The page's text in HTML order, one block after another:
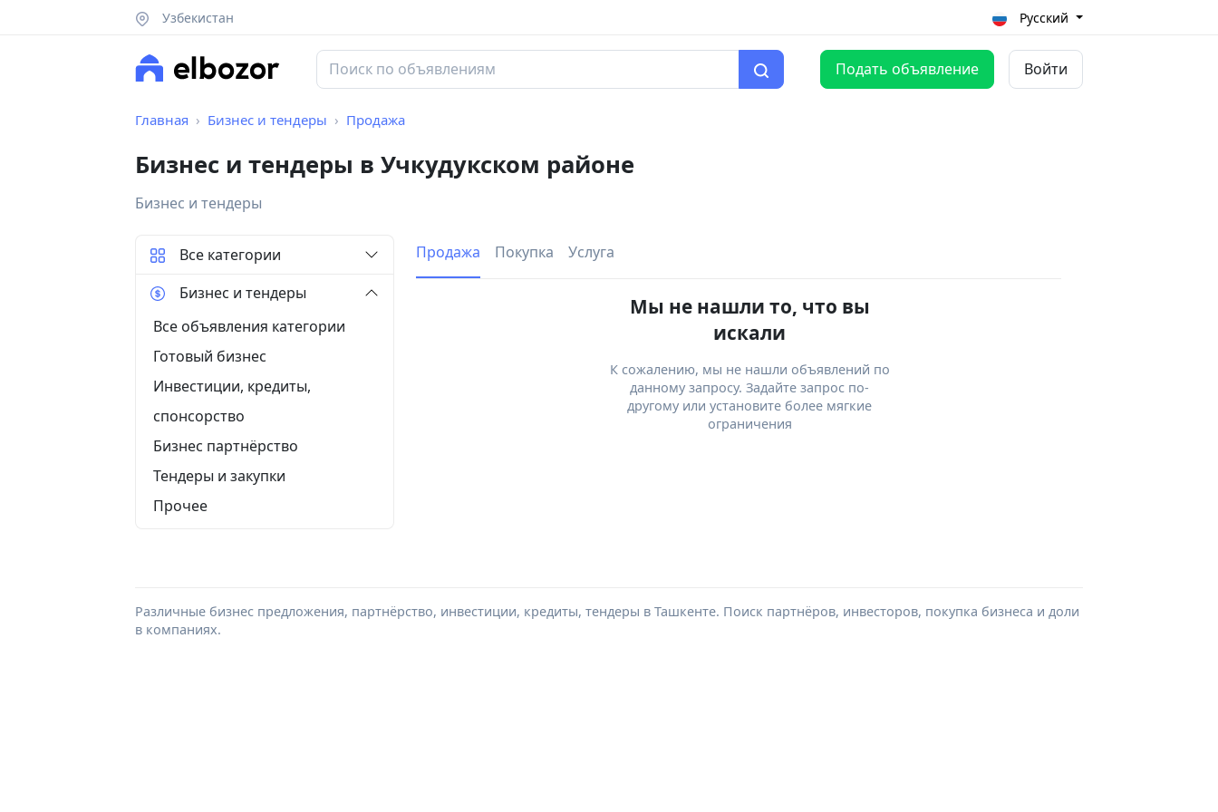
Узбекистан Русский
Подать объявление Войти
Главная Бизнес и тендеры Продажа
Бизнес и тендеры в Учкудукском районе
Бизнес и тендеры
Продажа Покупка Услуга
Мы не нашли то, что вы
искали
К сожалению, мы не нашли объявлений по
данному запросу. Задайте запрос по-
другому или установите более мягкие
ограничения
Все категории
Бизнес и тендеры
Все объявления категории
Готовый бизнес
Инвестиции, кредиты,
спонсорство
Бизнес партнёрство
Тендеры и закупки
Прочее
Различные бизнес предложения, партнёрство, инвестиции, кредиты, тендеры в Ташкенте. Поиск партнёров, инвесторов, покупка бизнеса и доли
в компаниях.